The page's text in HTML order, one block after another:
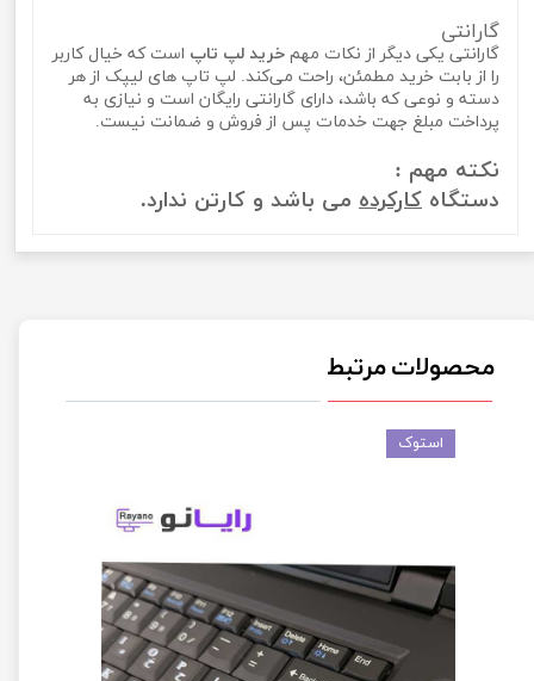
گارانتی
گارانتی یکی دیگر از نکات مهم خرید لپ تاپ است که خیال کاربر
را از بابت خرید مطمئن، راحت می‌کند. لپ تاپ‌ های لیپک از هر
دسته و نوعی که باشد، دارای گارانتی رایگان است و نیازی به
پرداخت مبلغ جهت خدمات پس از فروش و ضمانت نیست.
نکته مهم :
دستگاه کارکرده می باشد و کارتن ندارد.
محصولات مرتبط
استوک